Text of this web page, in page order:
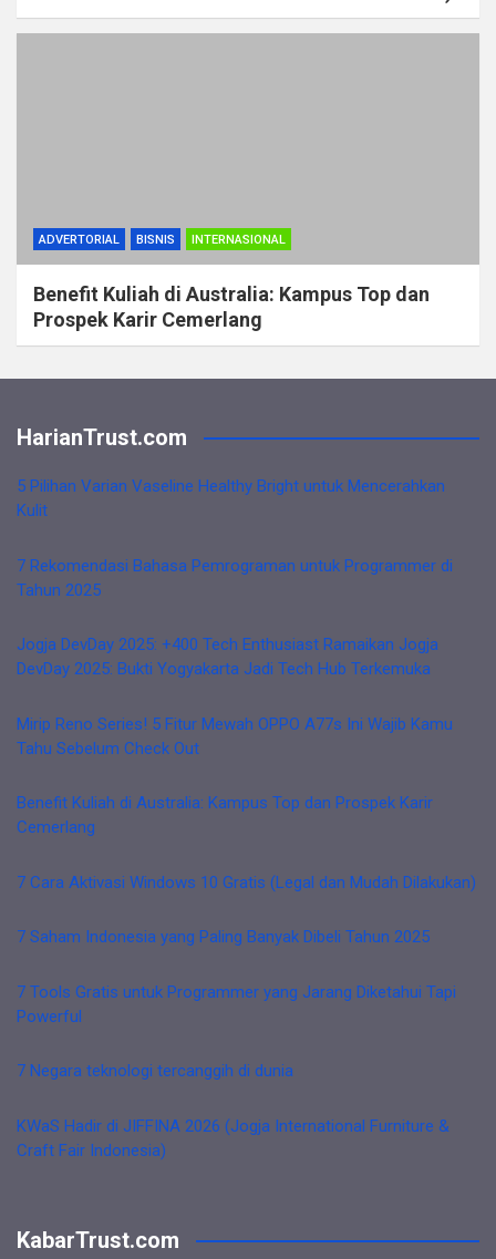
ADVERTORIAL BISNIS INTERNASIONAL
Benefit Kuliah di Australia: Kampus Top dan
Prospek Karir Cemerlang
HarianTrust.com
5 Pilihan Varian Vaseline Healthy Bright untuk Mencerahkan
Kulit
7 Rekomendasi Bahasa Pemrograman untuk Programmer di
Tahun 2025
Jogja DevDay 2025: +400 Tech Enthusiast Ramaikan Jogja
DevDay 2025: Bukti Yogyakarta Jadi Tech Hub Terkemuka
Mirip Reno Series! 5 Fitur Mewah OPPO A77s Ini Wajib Kamu
Tahu Sebelum Check Out
Benefit Kuliah di Australia: Kampus Top dan Prospek Karir
Cemerlang
7 Cara Aktivasi Windows 10 Gratis (Legal dan Mudah Dilakukan)
7 Saham Indonesia yang Paling Banyak Dibeli Tahun 2025
7 Tools Gratis untuk Programmer yang Jarang Diketahui Tapi
Powerful
7 Negara teknologi tercanggih di dunia
KWaS Hadir di JIFFINA 2026 (Jogja International Furniture &
Craft Fair Indonesia)
KabarTrust.com